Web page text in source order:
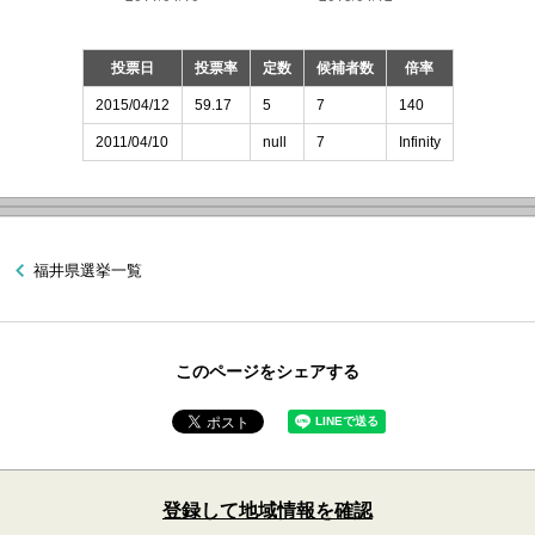
投票日 投票率 定数 候補者数 倍率
2015/04/12 59.17 5 7 140
2011/04/10 null 7 Infinity
福井県選挙一覧
このページをシェアする
登録して地域情報を確認